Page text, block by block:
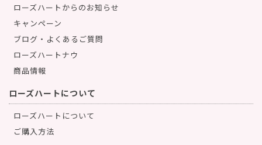
ローズハートからのお知らせ
キャンペーン
ブログ・よくあるご質問
ローズハートナウ
商品情報
ローズハートについて
ローズハートについて
ご購入方法